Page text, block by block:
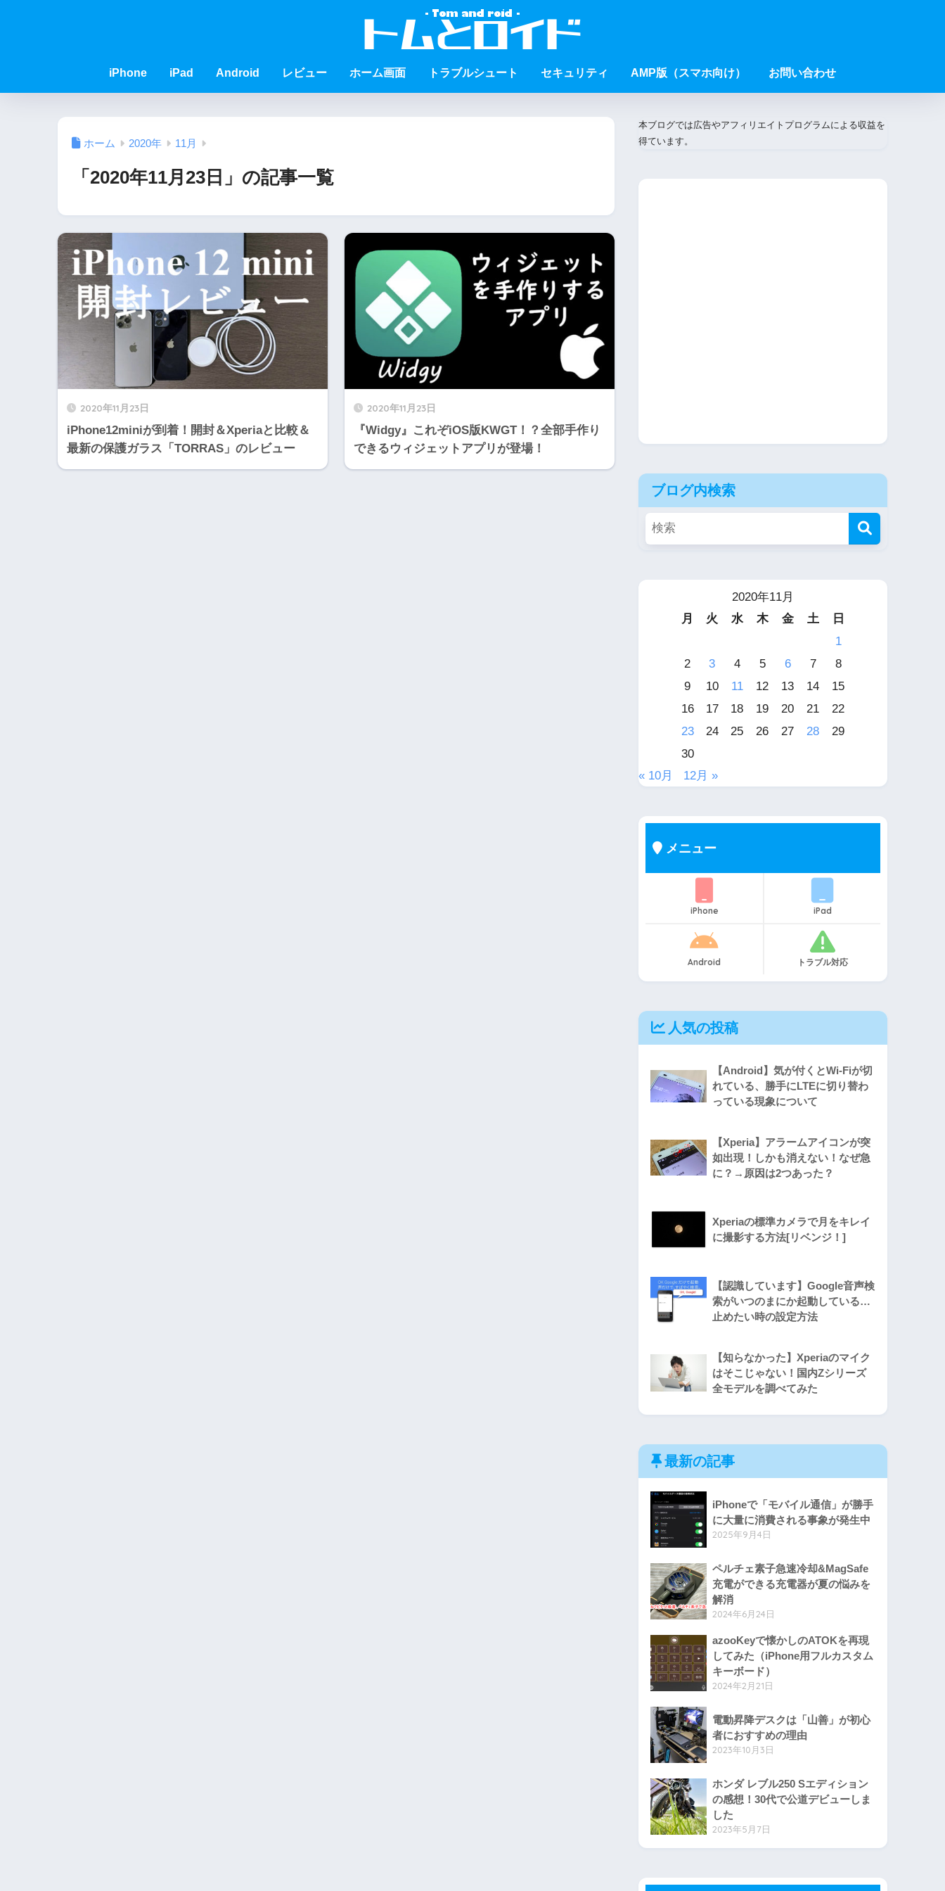
iPhone iPad Android レビュー ホーム画面 トラブルシュート セキュリティ AMP版（スマホ向け） お問い合わせ
ホーム 2020年 11月
「2020年11月23日」の記事一覧
2020年11月23日
iPhone12miniが到着！開封＆Xperiaと比較＆
最新の保護ガラス「TORRAS」のレビュー
2020年11月23日
『Widgy』これぞiOS版KWGT！？全部手作り
できるウィジェットアプリが登場！
本ブログでは広告やアフィリエイトプログラムによる収益を
得ています。
ブログ内検索
2020年11月
月
火 水 木 金 土
日
1
2
3 4 5 6 7
8
9
10 11 12 13 14
15
16
17 18 19 20 21
22
23
24 25 26 27 28
29
30
« 10月
12月 »
メニュー
iPhone iPad
Android トラブル対応
人気の投稿
【Android】気が付くとWi-Fiが切
れている、勝手にLTEに切り替わ
っている現象について
【Xperia】アラームアイコンが突
如出現！しかも消えない！なぜ急
に？→原因は2つあった？
Xperiaの標準カメラで月をキレイ
に撮影する方法[リベンジ！]
【認識しています】Google音声検
索がいつのまにか起動している…
止めたい時の設定方法
【知らなかった】Xperiaのマイク
はそこじゃない！国内Zシリーズ
全モデルを調べてみた
最新の記事
iPhoneで「モバイル通信」が勝手
に大量に消費される事象が発生中
2025年9月4日
ペルチェ素子急速冷却&MagSafe
充電ができる充電器が夏の悩みを
解消
2024年6月24日
azooKeyで懐かしのATOKを再現
してみた（iPhone用フルカスタム
キーボード）
2024年2月21日
電動昇降デスクは「山善」が初心
者におすすめの理由
2023年10月3日
ホンダ レブル250 Sエディション
の感想！30代で公道デビューしま
した
2023年5月7日